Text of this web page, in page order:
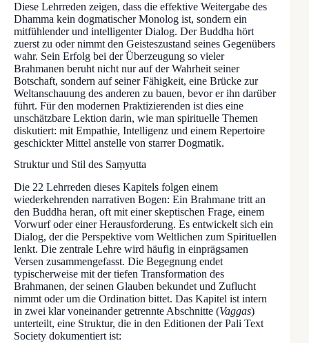
Diese Lehrreden zeigen, dass die effektive Weitergabe des
Dhamma kein dogmatischer Monolog ist, sondern ein
mitfühlender und intelligenter Dialog. Der Buddha hört
zuerst zu oder nimmt den Geisteszustand seines Gegenübers
wahr. Sein Erfolg bei der Überzeugung so vieler
Brahmanen beruht nicht nur auf der Wahrheit seiner
Botschaft, sondern auf seiner Fähigkeit, eine Brücke zur
Weltanschauung des anderen zu bauen, bevor er ihn darüber
führt. Für den modernen Praktizierenden ist dies eine
unschätzbare Lektion darin, wie man spirituelle Themen
diskutiert: mit Empathie, Intelligenz und einem Repertoire
geschickter Mittel anstelle von starrer Dogmatik.
Struktur und Stil des Saṃyutta
Die 22 Lehrreden dieses Kapitels folgen einem
wiederkehrenden narrativen Bogen: Ein Brahmane tritt an
den Buddha heran, oft mit einer skeptischen Frage, einem
Vorwurf oder einer Herausforderung. Es entwickelt sich ein
Dialog, der die Perspektive vom Weltlichen zum Spirituellen
lenkt. Die zentrale Lehre wird häufig in einprägsamen
Versen zusammengefasst. Die Begegnung endet
typischerweise mit der tiefen Transformation des
Brahmanen, der seinen Glauben bekundet und Zuflucht
nimmt oder um die Ordination bittet. Das Kapitel ist intern
in zwei klar voneinander getrennte Abschnitte (Vaggas)
unterteilt, eine Struktur, die in den Editionen der Pali Text
Society dokumentiert ist: